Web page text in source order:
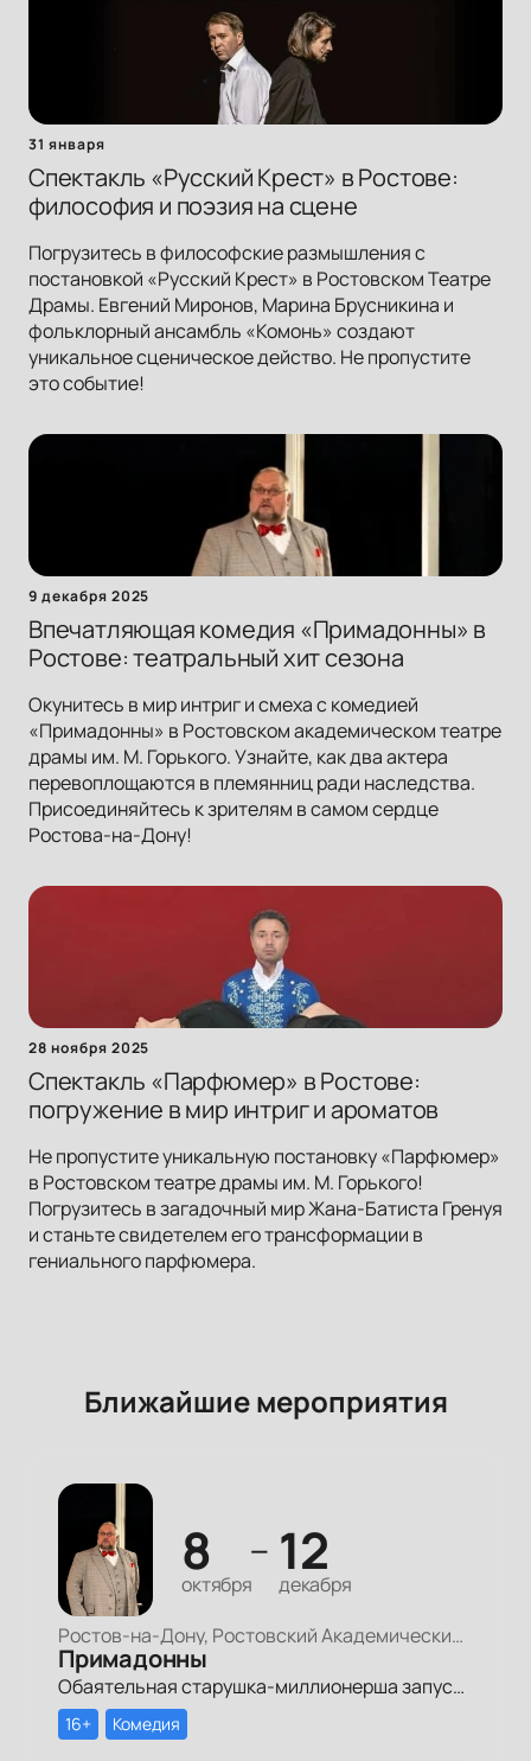
31 января
Спектакль «Русский Крест» в Ростове:
философия и поэзия на сцене
Погрузитесь в философские размышления с
постановкой «Русский Крест» в Ростовском Театре
Драмы. Евгений Миронов, Марина Брусникина и
фольклорный ансамбль «Комонь» создают
уникальное сценическое действо. Не пропустите
это событие!
9 декабря 2025
Впечатляющая комедия «Примадонны» в
Ростове: театральный хит сезона
Окунитесь в мир интриг и смеха с комедией
«Примадонны» в Ростовском академическом театре
драмы им. М. Горького. Узнайте, как два актера
перевоплощаются в племянниц ради наследства.
Присоединяйтесь к зрителям в самом сердце
Ростова-на-Дону!
28 ноября 2025
Спектакль «Парфюмер» в Ростове:
погружение в мир интриг и ароматов
Не пропустите уникальную постановку «Парфюмер»
в Ростовском театре драмы им. М. Горького!
Погрузитесь в загадочный мир Жана-Батиста Гренуя
и станьте свидетелем его трансформации в
гениального парфюмера.
Ближайшие мероприятия
8
октября
— 12
декабря
Ростов-на-Дону, Ростовский Академический Театр Драмы, Большая сцена
Примадонны
Обаятельная старушка-миллионерша запускает грандиозный поиск своих долгопотерянных племянниц, чтобы открыть им двери в мир богатства и оставить в наследство свои миллионы.
16+ Комедия